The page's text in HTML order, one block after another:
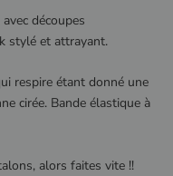
découpes
stylé et attrayant.
respire étant donné une
cirée. Bande élastique à
alors faites vite !!